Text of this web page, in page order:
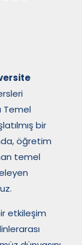
Temel
bir
öğretim
temel
etkileşim